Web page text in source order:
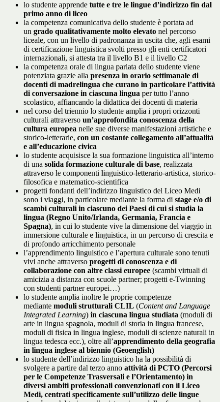
lo studente apprende tutte e tre le lingue d’indirizzo fin dal
primo anno di liceo
la competenza comunicativa dello studente è portata ad
un grado qualitativamente molto elevato nel percorso
liceale, con un livello di padronanza in uscita che, agli esami
di certificazione linguistica svolti presso gli enti certificatori
internazionali, si attesta tra il livello B1 e il livello C2
la competenza orale di lingua parlata dello studente viene
potenziata grazie alla presenza in orario settimanale di
docenti di madrelingua che curano in particolare l’attività
di conversazione in ciascuna lingua per tutto l’anno
scolastico, affiancando la didattica dei docenti di materia
nel corso del triennio lo studente amplia i propri orizzonti
culturali attraverso un’approfondita conoscenza della
cultura europea nelle sue diverse manifestazioni artistiche e
storico-letterarie, con un costante collegamento all’attualità
e all’educazione civica
lo studente acquisisce la sua formazione linguistica all’interno
di una solida formazione culturale di base, realizzata
attraverso le componenti linguistico-letterario-artistica, storico-
filosofica e matematico-scientifica
progetti fondanti dell’indirizzo linguistico del Liceo Medi
sono i viaggi, in particolare mediante la forma di stage e/o di
scambi culturali in ciascuno dei Paesi di cui si studia la
lingua (Regno Unito/Irlanda, Germania, Francia e
Spagna), in cui lo studente vive la dimensione del viaggio in
immersione culturale e linguistica, in un percorso di crescita e
di profondo arricchimento personale
l’apprendimento linguistico e l’apertura culturale sono tenuti
vivi anche attraverso progetti di conoscenza e di
collaborazione con altre classi europee (scambi virtuali di
amicizia a distanza con scuole partner; progetti e-Twinning
con studenti partner europei…)
lo studente amplia inoltre le proprie competenze
mediante moduli strutturali CLIL (Content and Language
Integrated Learning) in ciascuna lingua studiata (moduli di
arte in lingua spagnola, moduli di storia in lingua francese,
moduli di fisica in lingua inglese, moduli di scienze naturali in
lingua tedesca ecc.), oltre all’apprendimento della geografia
in lingua inglese al biennio (Geoenglish)
lo studente dell’indirizzo linguistico ha la possibilità di
svolgere a partire dal terzo anno attività di PCTO (Percorsi
per le Competenze Trasversali e l’Orientamento) in
diversi ambiti professionali convenzionati con il Liceo
Medi, centrati specificamente sull’utilizzo delle lingue